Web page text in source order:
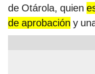
de Otárola, quien
de aprobación y